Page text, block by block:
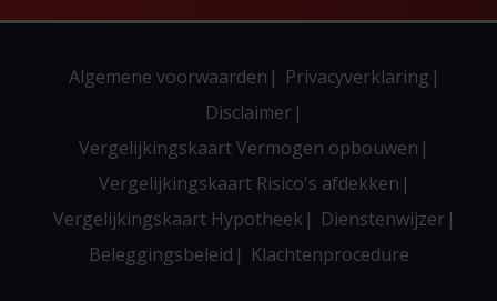
Algemene voorwaarden
Privacyverklaring
Disclaimer
Vergelijkingskaart Vermogen opbouwen
Vergelijkingskaart Risico's afdekken
Vergelijkingskaart Hypotheek
Dienstenwijzer
Beleggingsbeleid
Klachtenprocedure